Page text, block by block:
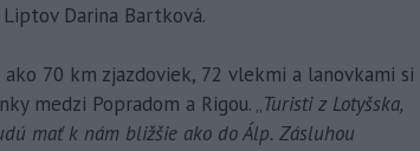
Darina Bartková.
70 km zjazdoviek, 72 vlekmi a lanovkami si
medzi Popradom a Rigou. „Turisti z Lotyšska,
mať k nám bližšie ako do Álp. Zásluhou